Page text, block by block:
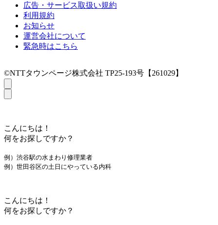
広告・サービス取扱い規約
利用規約
お知らせ
運営会社について
緊急時はこちら
©NTTタウンページ株式会社 TP25-193号【261029】
こんにちは！
何をお探しですか？
例）渋谷駅の水まわり修理業者
例）世田谷区の土日にやっている内科
こんにちは！
何をお探しですか？